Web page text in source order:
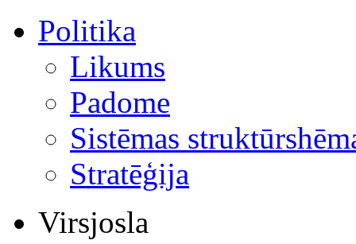
Politika
Likums
Padome
Sistēmas
Stratēģija
Virsjosla